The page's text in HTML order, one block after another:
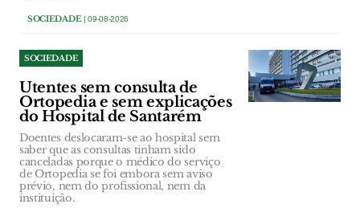
SOCIEDADE| 09-08-2026
SOCIEDADE
Utentes sem consulta de
Ortopedia e sem explicações
do Hospital de Santarém
Doentes deslocaram-se ao hospital sem
saber que as consultas tinham sido
canceladas porque o médico do serviço
de Ortopedia se foi embora sem aviso
prévio, nem do profissional, nem da
instituição.